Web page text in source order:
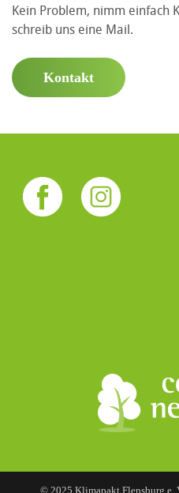
Kein Problem, nimm einfach
schreib uns eine Mail.
Kontakt